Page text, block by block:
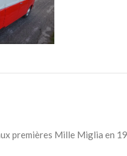
premières Mille Miglia en